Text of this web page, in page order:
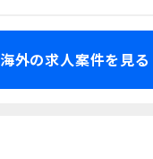
外の求人案件を見る